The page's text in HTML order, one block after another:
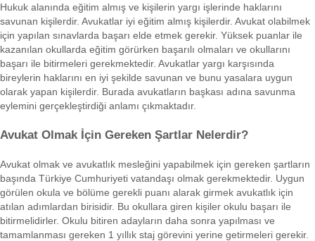
Hukuk alanında eğitim almış ve kişilerin yargı işlerinde haklarını
savunan kişilerdir. Avukatlar iyi eğitim almış kişilerdir. Avukat olabilmek
için yapılan sınavlarda başarı elde etmek gerekir. Yüksek puanlar ile
kazanılan okullarda eğitim görürken başarılı olmaları ve okullarını
başarı ile bitirmeleri gerekmektedir. Avukatlar yargı karşısında
bireylerin haklarını en iyi şekilde savunan ve bunu yasalara uygun
olarak yapan kişilerdir. Burada avukatların başkası adına savunma
eylemini gerçekleştirdiği anlamı çıkmaktadır.
Avukat Olmak İçin Gereken Şartlar Nelerdir?
Avukat olmak ve avukatlık mesleğini yapabilmek için gereken şartların
başında Türkiye Cumhuriyeti vatandaşı olmak gerekmektedir. Uygun
görülen okula ve bölüme gerekli puanı alarak girmek avukatlık için
atılan adımlardan birisidir. Bu okullara giren kişiler okulu başarı ile
bitirmelidirler. Okulu bitiren adayların daha sonra yapılması ve
tamamlanması gereken 1 yıllık staj görevini yerine getirmeleri gerekir.